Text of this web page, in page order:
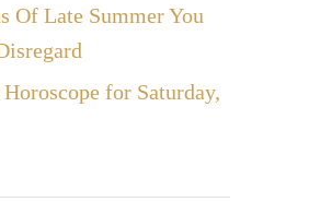
Of Late Summer You
for Saturday,